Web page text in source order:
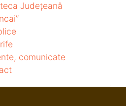
Județeană
comunicate